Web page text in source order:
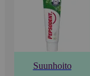
Suunhoito